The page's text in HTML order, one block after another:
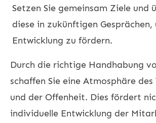
Setzen Sie gemeinsam Ziele und
diese in zukünftigen Gesprächen,
Entwicklung zu fördern.
Durch die richtige Handhabung
schaffen Sie eine Atmosphäre
und der Offenheit. Dies fördert
individuelle Entwicklung der